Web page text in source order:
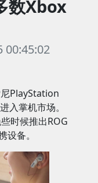
数Xbox
00:45:02
PlayStation
入掌机市场。
时候推出ROG
设备。